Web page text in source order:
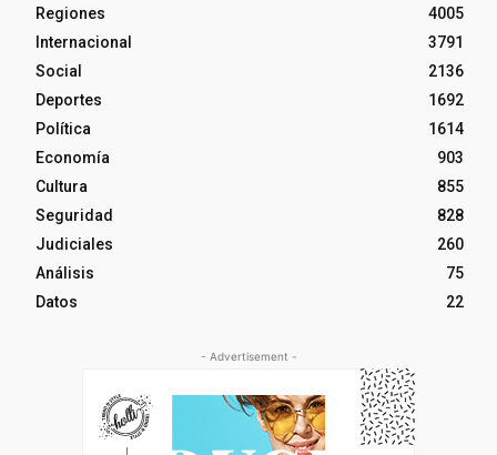
Regiones
4005
Internacional
3791
Social
2136
Deportes
1692
Política
1614
Economía
903
Cultura
855
Seguridad
828
Judiciales
260
Análisis
75
Datos
22
- Advertisement -